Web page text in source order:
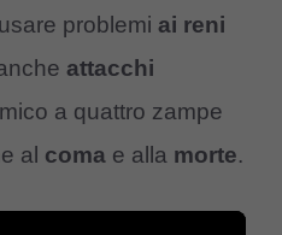
problemi ai reni
attacchi
a quattro zampe
al coma e alla morte.